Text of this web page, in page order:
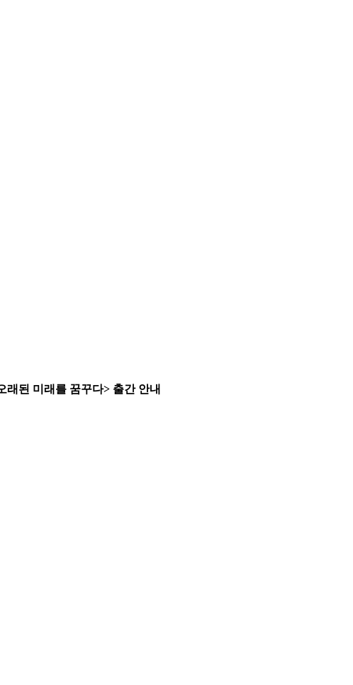
된 미래를 꿈꾸다> 출간 안내